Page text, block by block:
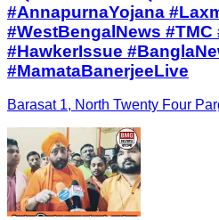
#AnnapurnaYojana
#WestBengalNews
#HawkerIssue
#MamataBanerjeeLive
Barasat 1, North Twenty Four